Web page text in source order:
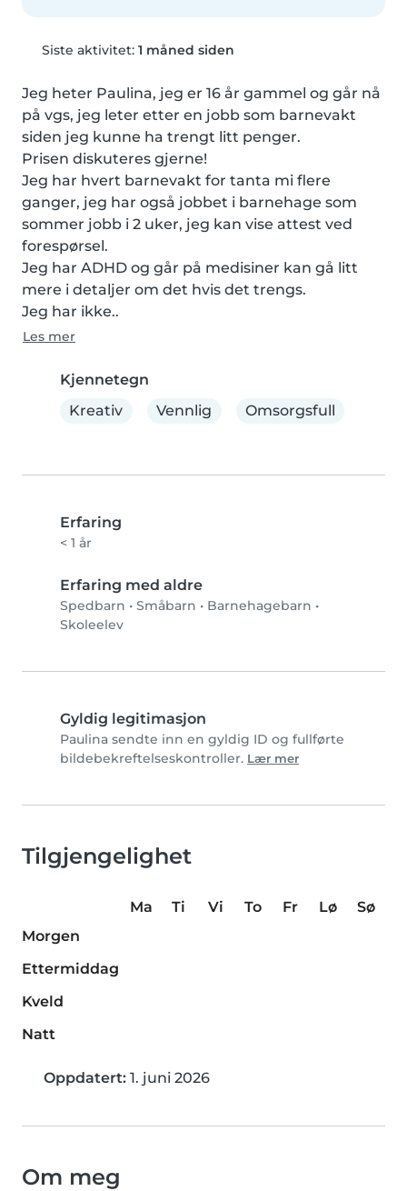
Siste aktivitet: 1 måned siden
Jeg heter Paulina, jeg er 16 år gammel og går nå
på vgs, jeg leter etter en jobb som barnevakt
siden jeg kunne ha trengt litt penger.
Prisen diskuteres gjerne!
Jeg har hvert barnevakt for tanta mi flere
ganger, jeg har også jobbet i barnehage som
sommer jobb i 2 uker, jeg kan vise attest ved
forespørsel.
Jeg har ADHD og går på medisiner kan gå litt
mere i detaljer om det hvis det trengs.
Jeg har ikke..
Les mer
Kjennetegn
Kreativ
Vennlig Omsorgsfull
Erfaring
< 1 år
Erfaring med aldre
Spedbarn • Småbarn • Barnehagebarn •
Skoleelev
Gyldig legitimasjon
Paulina sendte inn en gyldig ID og fullførte
bildebekreftelseskontroller. Lær mer
Tilgjengelighet
Ma Ti Vi To Fr Lø
Sø
Morgen
Ettermiddag
Kveld
Natt
Oppdatert: 1. juni 2026
Om meg